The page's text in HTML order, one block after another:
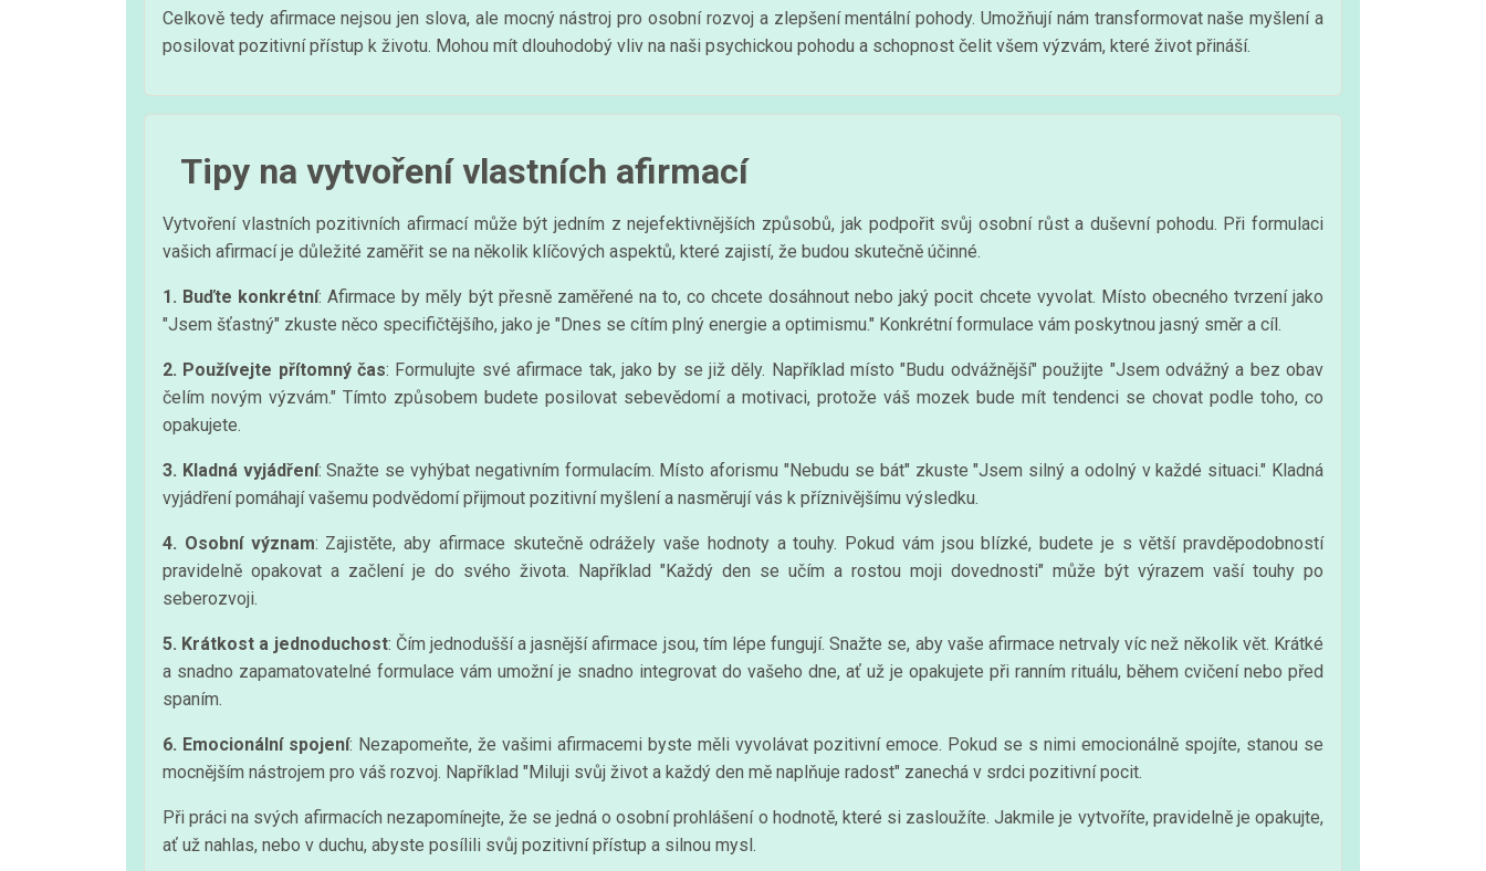
Celkově tedy afirmace nejsou jen slova, ale mocný nástroj pro osobní rozvoj a zlepšení mentální pohody. Umožňují nám transformovat naše myšlení a
posilovat pozitivní přístup k životu. Mohou mít dlouhodobý vliv na naši psychickou pohodu a schopnost čelit všem výzvám, které život přináší.
Tipy na vytvoření vlastních afirmací
Vytvoření vlastních pozitivních afirmací může být jedním z nejefektivnějších způsobů, jak podpořit svůj osobní růst a duševní pohodu. Při formulaci
vašich afirmací je důležité zaměřit se na několik klíčových aspektů, které zajistí, že budou skutečně účinné.
1. Buďte konkrétní: Afirmace by měly být přesně zaměřené na to, co chcete dosáhnout nebo jaký pocit chcete vyvolat. Místo obecného tvrzení jako
"Jsem šťastný" zkuste něco specifičtějšího, jako je "Dnes se cítím plný energie a optimismu." Konkrétní formulace vám poskytnou jasný směr a cíl.
2. Používejte přítomný čas: Formulujte své afirmace tak, jako by se již děly. Například místo "Budu odvážnější" použijte "Jsem odvážný a bez obav
čelím novým výzvám." Tímto způsobem budete posilovat sebevědomí a motivaci, protože váš mozek bude mít tendenci se chovat podle toho, co
opakujete.
3. Kladná vyjádření: Snažte se vyhýbat negativním formulacím. Místo aforismu "Nebudu se bát" zkuste "Jsem silný a odolný v každé situaci." Kladná
vyjádření pomáhají vašemu podvědomí přijmout pozitivní myšlení a nasměrují vás k příznivějšímu výsledku.
4. Osobní význam: Zajistěte, aby afirmace skutečně odrážely vaše hodnoty a touhy. Pokud vám jsou blízké, budete je s větší pravděpodobností
pravidelně opakovat a začlení je do svého života. Například "Každý den se učím a rostou moji dovednosti" může být výrazem vaší touhy po
seberozvoji.
5. Krátkost a jednoduchost: Čím jednodušší a jasnější afirmace jsou, tím lépe fungují. Snažte se, aby vaše afirmace netrvaly víc než několik vět. Krátké
a snadno zapamatovatelné formulace vám umožní je snadno integrovat do vašeho dne, ať už je opakujete při ranním rituálu, během cvičení nebo před
spaním.
6. Emocionální spojení: Nezapomeňte, že vašimi afirmacemi byste měli vyvolávat pozitivní emoce. Pokud se s nimi emocionálně spojíte, stanou se
mocnějším nástrojem pro váš rozvoj. Například "Miluji svůj život a každý den mě naplňuje radost" zanechá v srdci pozitivní pocit.
Při práci na svých afirmacích nezapomínejte, že se jedná o osobní prohlášení o hodnotě, které si zasloužíte. Jakmile je vytvoříte, pravidelně je opakujte,
ať už nahlas, nebo v duchu, abyste posílili svůj pozitivní přístup a silnou mysl.